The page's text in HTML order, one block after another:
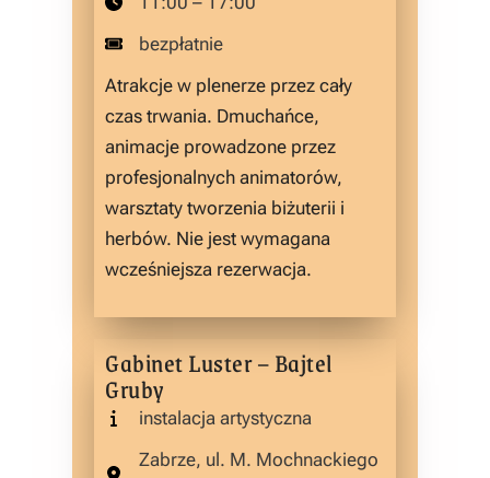
bezpłatnie
Atrakcje w plenerze przez cały
czas trwania. Dmuchańce,
animacje prowadzone przez
profesjonalnych animatorów,
warsztaty tworzenia biżuterii i
herbów. Nie jest wymagana
wcześniejsza rezerwacja.
Gabinet Luster – Bajtel
Gruby
instalacja artystyczna
Zabrze, ul. M. Mochnackiego